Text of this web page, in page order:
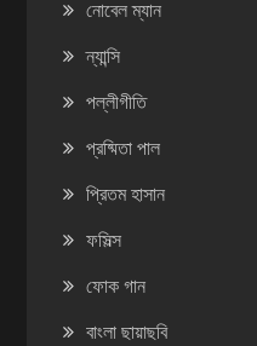
নোবেল ম্যান
ন্যান্সি
পল্লীগীতি
প্রষ্মিতা পাল
প্রিতম হাসান
ফসিল্স
ফোক গান
বাংলা ছায়াছবি